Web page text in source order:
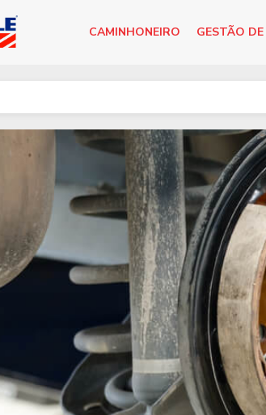
CAMINHONEIRO GESTÃO